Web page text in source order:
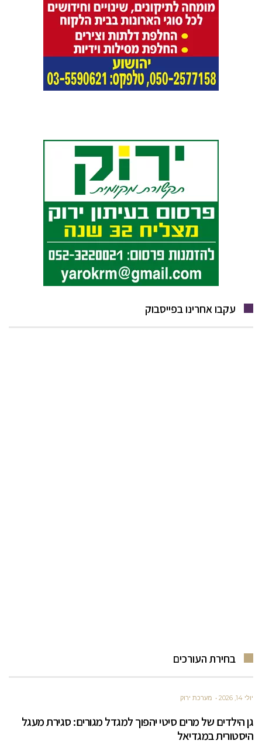
עקבו אחרינו בפייסבוק
בחירת העורכים
יולי 14, 2026 מערכת ירוק
גן הילדים של מרים סיטי יהפוך למגדל מגורים: סגירת מעגל
היסטורית במגדיאל